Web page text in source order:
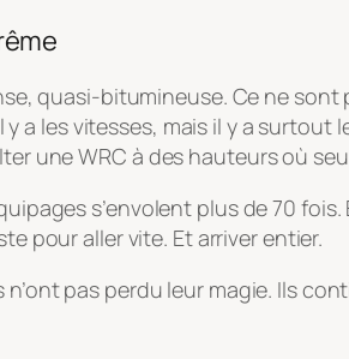
quasi-bitumineuse. Ce ne
y a les vitesses, mais il y a
une WRC à des hauteurs où
s’envolent plus de 70
pour aller vite. Et arriver entier.
pas perdu leur magie. Ils